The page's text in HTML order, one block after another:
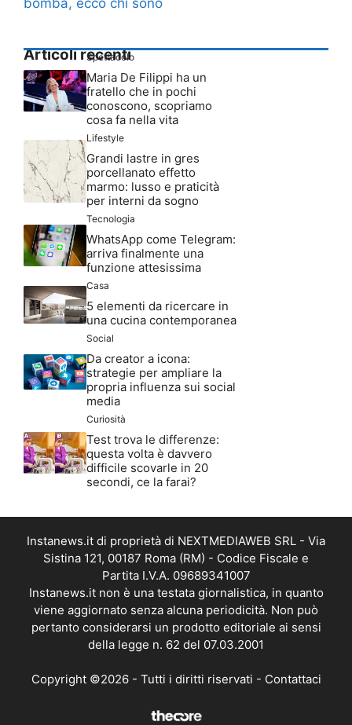
Articoli recenti
Spettacolo
Maria De Filippi ha un
fratello che in pochi
conoscono, scopriamo
cosa fa nella vita
Lifestyle
Grandi lastre in gres
porcellanato effetto
marmo: lusso e praticità
per interni da sogno
Tecnologia
WhatsApp come Telegram:
arriva finalmente una
funzione attesissima
Casa
5 elementi da ricercare in
una cucina contemporanea
Social
Da creator a icona:
strategie per ampliare la
propria influenza sui social
media
Curiosità
Test trova le differenze:
questa volta è davvero
difficile scovarle in 20
secondi, ce la farai?
Instanews.it di proprietà di NEXTMEDIAWEB SRL - Via
Sistina 121, 00187 Roma (RM) - Codice Fiscale e
Partita I.V.A. 09689341007
Instanews.it non è una testata giornalistica, in quanto
viene aggiornato senza alcuna periodicità. Non può
pertanto considerarsi un prodotto editoriale ai sensi
della legge n. 62 del 07.03.2001
Copyright ©2026 - Tutti i diritti riservati - Contattaci